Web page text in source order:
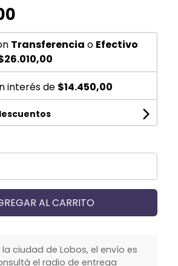
Transferencia o Efectivo
interés de $14.450,00
AL CARRITO
la ciudad de Lobos, el envío es
el radio de entrega